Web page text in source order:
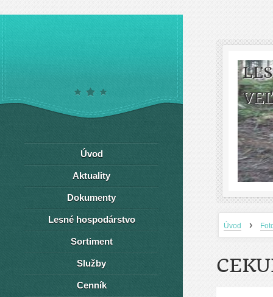
Úvod ›
Úvod
Aktuality
Dokumenty
Lesné hospodárstvo
Sortiment
Služby
Cenník